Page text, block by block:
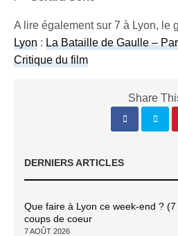
A lire également sur 7 à Lyon, le
Lyon :La Bataille de Gaulle –
Critique du film
Share
DERNIERS ARTICLES
Que faire à Lyon ce week-end ?
coups de coeur
7 AOÛT 2026